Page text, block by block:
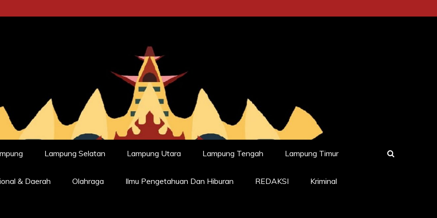
Lampung Selatan Lampung Utara Lampung Tengah Lampung Timur
& Daerah Olahraga Ilmu Pengetahuan Dan Hiburan REDAKSI Kriminal